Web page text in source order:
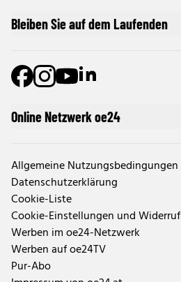
Online Netzwerk oe24
Allgemeine Nutzungsbedingungen
Datenschutzerklärung
Cookie-Liste
Cookie-Einstellungen und Widerruf
Werben im oe24-Netzwerk
Werben auf oe24TV
Pur-Abo
Bleiben Sie auf dem Laufenden